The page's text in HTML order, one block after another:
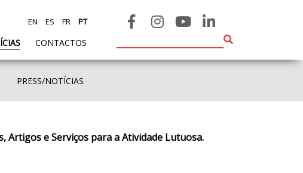
CONTACTOS
EN ES FR PT
PRESS/NOTÍCIAS
Artigos e Serviços para a Atividade Lutuosa.